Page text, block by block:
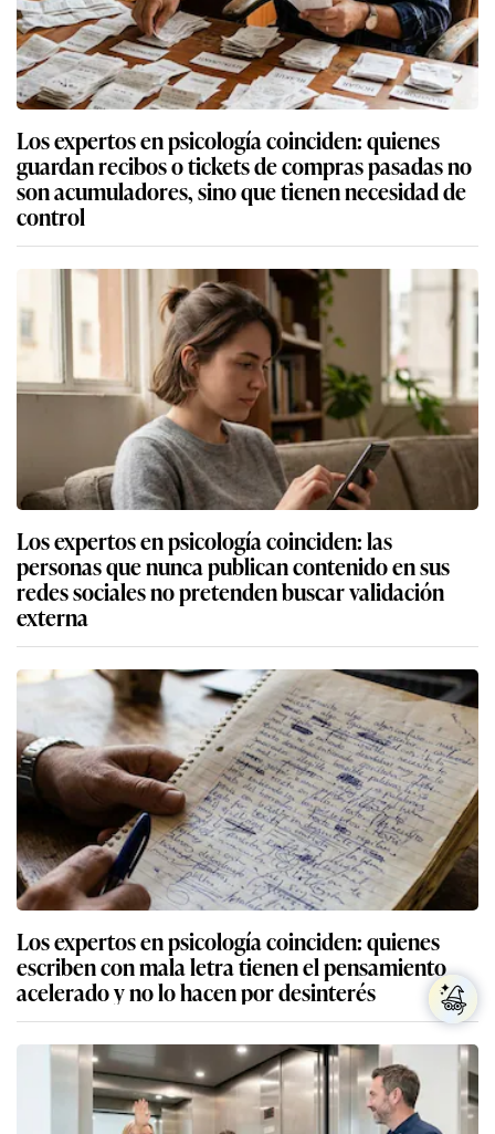
Los expertos en psicología coinciden: quienes
guardan recibos o tickets de compras pasadas no
son acumuladores, sino que tienen necesidad de
control
Los expertos en psicología coinciden: las
personas que nunca publican contenido en sus
redes sociales no pretenden buscar validación
externa
Los expertos en psicología coinciden: quienes
escriben con mala letra tienen el pensamiento
acelerado y no lo hacen por desinterés